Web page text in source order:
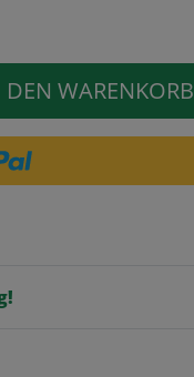
DEN WARENKORB